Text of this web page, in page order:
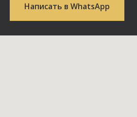
Написать в WhatsApp